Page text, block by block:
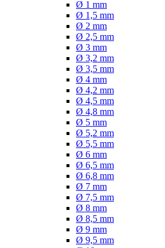
Ø 1 mm
Ø 1,5 mm
Ø 2 mm
Ø 2,5 mm
Ø 3 mm
Ø 3,2 mm
Ø 3,5 mm
Ø 4 mm
Ø 4,2 mm
Ø 4,5 mm
Ø 4,8 mm
Ø 5 mm
Ø 5,2 mm
Ø 5,5 mm
Ø 6 mm
Ø 6,5 mm
Ø 6,8 mm
Ø 7 mm
Ø 7,5 mm
Ø 8 mm
Ø 8,5 mm
Ø 9 mm
Ø 9,5 mm